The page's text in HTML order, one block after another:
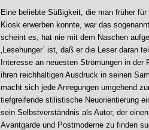
Eine beliebte Süßigkeit, die man früher
Kiosk erwerben konnte, war das
scheint es, hat nie mit dem Naschen
‚Lesehunger` ist, daß er die Leser daran
Interesse an neuesten Strömungen in der
ihren reichhaltigen Ausdruck in seinen
macht sich jede Anregungen umgehend
tiefgreifende stilistische Neuorientierung
sein Selbstverständnis als Autor, der
Avantgarde und Postmoderne zu finden